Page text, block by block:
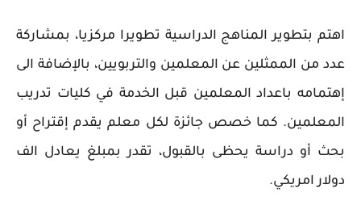
اهتم بتطوير المناهج الدراسية تطويرا مركزيا، بمشاركة
عدد من الممثلين عن المعلمين والتربويين، بالإضافة الى
إهتمامه باعداد المعلمين قبل الخدمة في كليات تدريب
المعلمين. كما خصص جائزة لكل معلم يقدم إقتراح أو
بحث أو دراسة يحظى بالقبول، تقدر بمبلغ يعادل الف
دولار امريكي.